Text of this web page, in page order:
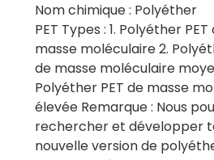
Nom chimique : Polyéther
PET Types : 1. Polyéther
masse moléculaire 2.
de masse moléculaire
Polyéther PET de masse
élevée Remarque : Nous
rechercher et développer
nouvelle version de